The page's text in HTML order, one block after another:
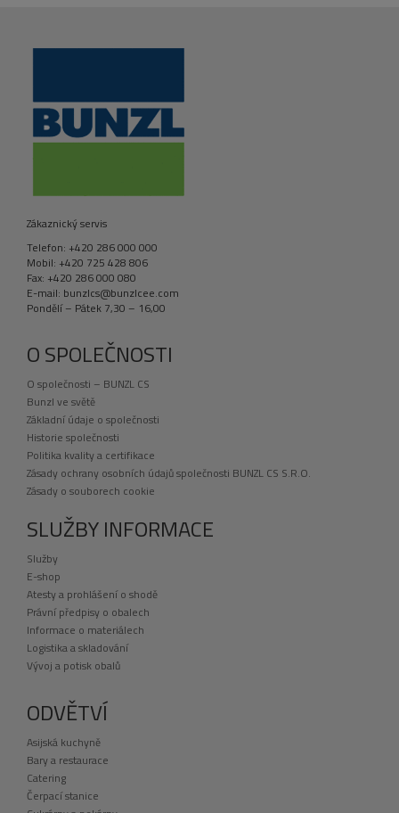
Zákaznický servis
Telefon: +420 286 000 000
Mobil: +420 725 428 806
Fax: +420 286 000 080
E-mail: bunzlcs@bunzlcee.com
Pondělí – Pátek 7,30 – 16,00
O SPOLEČNOSTI
O společnosti – BUNZL CS
Bunzl ve světě
Základní údaje o společnosti
Historie společnosti
Politika kvality a certifikace
Zásady ochrany osobních údajů společnosti BUNZL CS S.R.O.
Zásady o souborech cookie
SLUŽBY INFORMACE
Služby
E-shop
Atesty a prohlášení o shodě
Právní předpisy o obalech
Informace o materiálech
Logistika a skladování
Vývoj a potisk obalů
ODVĚTVÍ
Asijská kuchyně
Bary a restaurace
Catering
Čerpací stanice